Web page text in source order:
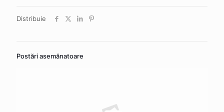
Distribuie
Postări asemănatoare